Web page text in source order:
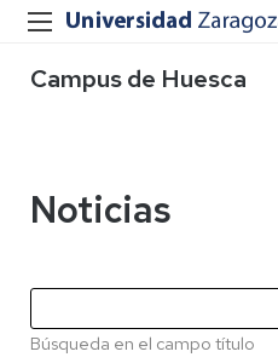
Campus de Huesca
Noticias
Búsqueda en el campo título